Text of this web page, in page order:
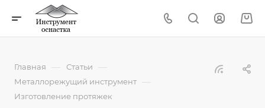
Главная — Статьи —
Металлорежущий инструмент —
Изготовление протяжек